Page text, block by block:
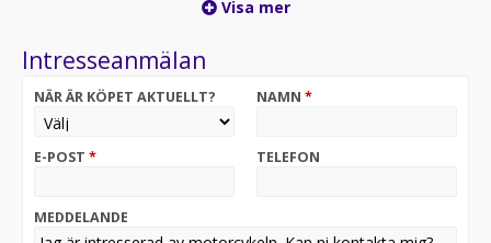
modernt utseende som sticker ut i mängden.
kompakt och driftsäker. Den tysta motorn har gott om
mellanvarv. Motorn ger 11 kW maxeffekt vid 8250
varv/min och vridmomentet är som mest 13, 9 Nm vid
Keyless som standard och USB-C uttag under sadeln
5 års Honda garanti.
Finansiering Honda SH150A SH150I SH150 A i SH 150A
Visa mer
Intresseanmälan
NÄR ÄR KÖPET AKTUELLT? NAMN *
E-POST * TELEFON
MEDDELANDE